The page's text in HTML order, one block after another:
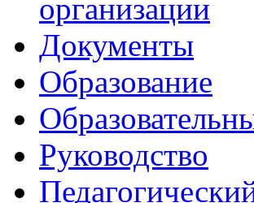
организации
Документы
Образование
Руководство